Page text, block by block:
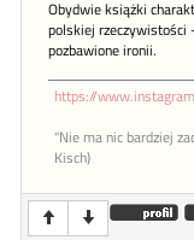
Obydwie książki
polskiej rzeczywistości
pozbawione ironii.
https://
"Nie ma nic bardziej
Kisch)